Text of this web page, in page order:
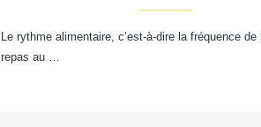
Le rythme alimentaire, c’est-à-dire la fréquence de
repas au …